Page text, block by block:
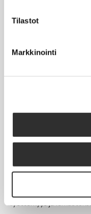
Tilastot
Markkinointi
Työaika